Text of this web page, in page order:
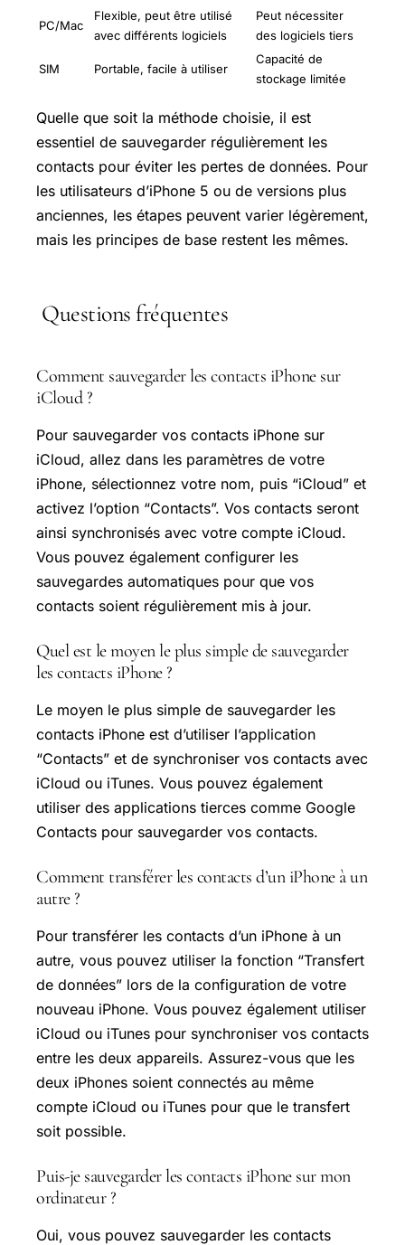
PC/Mac
Flexible, peut être utilisé
avec différents logiciels
Peut nécessiter
des logiciels tiers
SIM Portable, facile à utiliser
Capacité de
stockage limitée
Quelle que soit la méthode choisie, il est
essentiel de sauvegarder régulièrement les
contacts pour éviter les pertes de données. Pour
les utilisateurs d’iPhone 5 ou de versions plus
anciennes, les étapes peuvent varier légèrement,
mais les principes de base restent les mêmes.
Questions fréquentes
Comment sauvegarder les contacts iPhone sur
iCloud ?
Pour sauvegarder vos contacts iPhone sur
iCloud, allez dans les paramètres de votre
iPhone, sélectionnez votre nom, puis “iCloud” et
activez l’option “Contacts”. Vos contacts seront
ainsi synchronisés avec votre compte iCloud.
Vous pouvez également configurer les
sauvegardes automatiques pour que vos
contacts soient régulièrement mis à jour.
Quel est le moyen le plus simple de sauvegarder
les contacts iPhone ?
Le moyen le plus simple de sauvegarder les
contacts iPhone est d’utiliser l’application
“Contacts” et de synchroniser vos contacts avec
iCloud ou iTunes. Vous pouvez également
utiliser des applications tierces comme Google
Contacts pour sauvegarder vos contacts.
Comment transférer les contacts d’un iPhone à un
autre ?
Pour transférer les contacts d’un iPhone à un
autre, vous pouvez utiliser la fonction “Transfert
de données” lors de la configuration de votre
nouveau iPhone. Vous pouvez également utiliser
iCloud ou iTunes pour synchroniser vos contacts
entre les deux appareils. Assurez-vous que les
deux iPhones soient connectés au même
compte iCloud ou iTunes pour que le transfert
soit possible.
Puis-je sauvegarder les contacts iPhone sur mon
ordinateur ?
Oui, vous pouvez sauvegarder les contacts